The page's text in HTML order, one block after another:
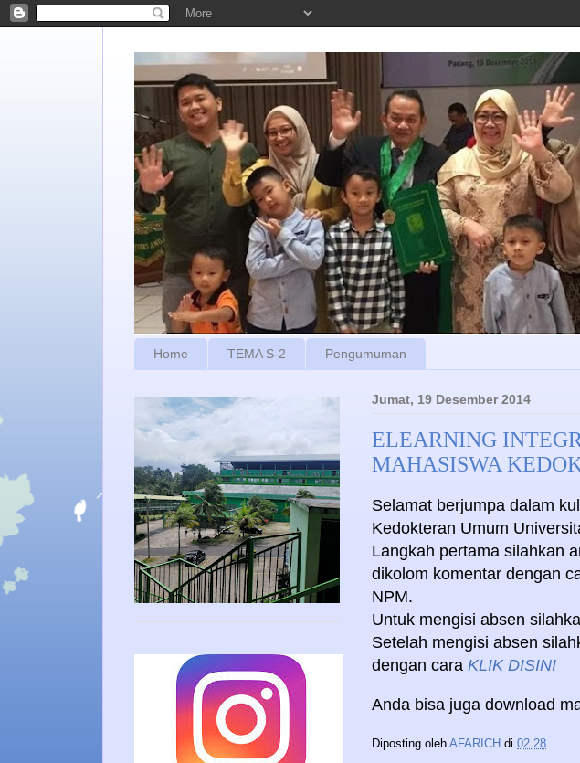
Home TEMA S-2 Pengumuman
Jumat, 19 Desember 2014
ELEARNING
MAHASISWA
Selamat berjumpa dalam
Kedokteran Umum
Langkah pertama silahkan
dikolom komentar dengan
NPM.
Untuk mengisi absen
Setelah mengisi absen
dengan cara KLIK DISINI
Anda bisa juga download
Diposting oleh AFARICH di 02.28